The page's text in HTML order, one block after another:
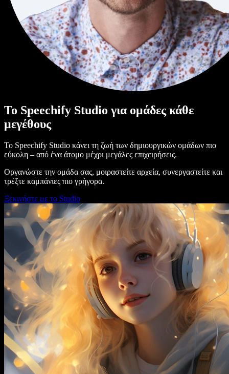
Το Speechify Studio για ομάδες κάθε
μεγέθους
Το Speechify Studio κάνει τη ζωή των δημιουργικών ομάδων πιο
εύκολη – από ένα άτομο μέχρι μεγάλες επιχειρήσεις.
Οργανώστε την ομάδα σας, μοιραστείτε αρχεία, συνεργαστείτε και
τρέξτε καμπάνιες πιο γρήγορα.
Ξεκινήστε με το Studio